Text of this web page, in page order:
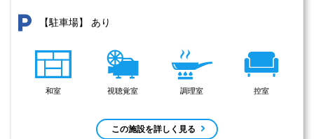
【駐車場】 あり
和室 視聴覚室 調理室 控室
この施設を詳しく見る